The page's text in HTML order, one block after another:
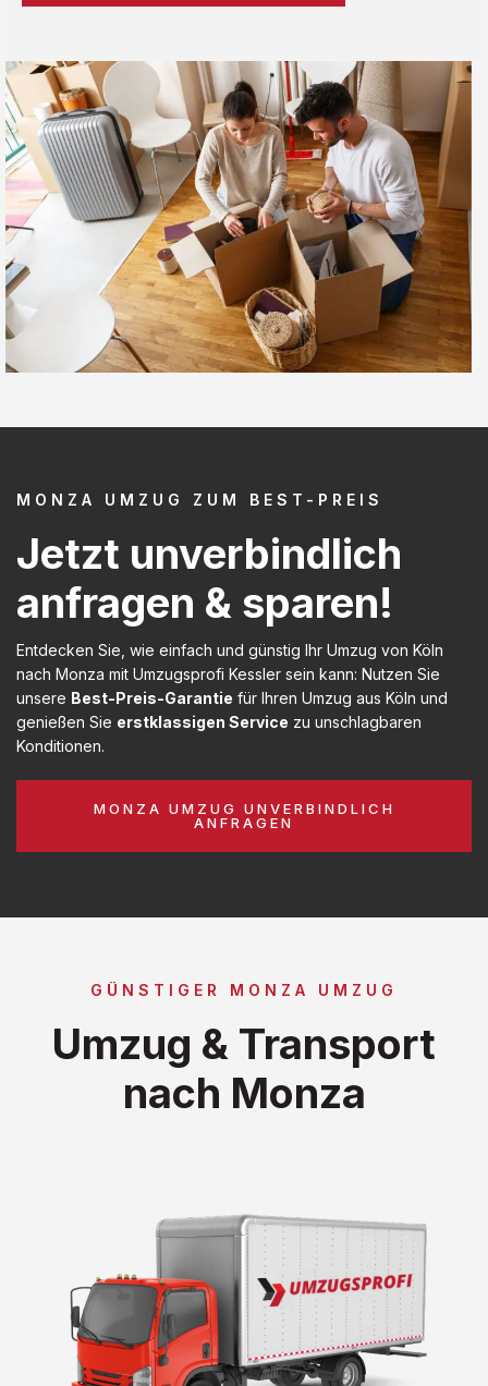
MONZA UMZUG ZUM BEST-PREIS
Jetzt unverbindlich
anfragen & sparen!
Entdecken Sie, wie einfach und günstig Ihr Umzug von Köln
nach Monza mit Umzugsprofi Kessler sein kann: Nutzen Sie
unsere Best-Preis-Garantie für Ihren Umzug aus Köln und
genießen Sie erstklassigen Service zu unschlagbaren
Konditionen.
MONZA UMZUG UNVERBINDLICH
ANFRAGEN
GÜNSTIGER MONZA UMZUG
Umzug & Transport
nach Monza